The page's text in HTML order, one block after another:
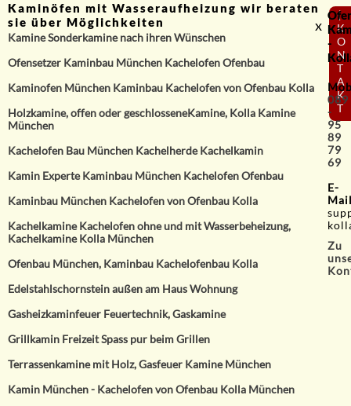
Kaminöfen mit Wasseraufheizung wir beraten
sie über Möglichkeiten
Kamine Sonderkamine nach ihren Wünschen
Ofensetzer Kaminbau München Kachelofen Ofenbau
Kaminofen München Kaminbau Kachelofen von Ofenbau Kolla
Holzkamine, offen oder geschlosseneKamine, Kolla Kamine
München
Kachelofen Bau München Kachelherde Kachelkamin
Kamin Experte Kaminbau München Kachelofen Ofenbau
Kaminbau München Kachelofen von Ofenbau Kolla
Kachelkamine Kachelofen ohne und mit Wasserbeheizung,
Kachelkamine Kolla München
Ofenbau München, Kaminbau Kachelofenbau Kolla
Edelstahlschornstein außen am Haus Wohnung
Gasheizkaminfeuer Feuertechnik, Gaskamine
Grillkamin Freizeit Spass pur beim Grillen
Terrassenkamine mit Holz, Gasfeuer Kamine München
Kamin München - Kachelofen von Ofenbau Kolla München
⟨
K
O
N
T
A
K
T
-
089
-
95
89
79
69
E-
Zu
x